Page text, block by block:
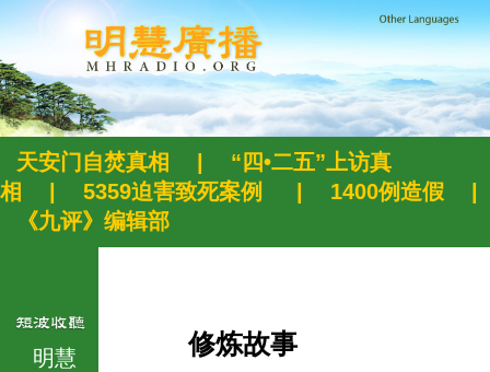
天安门自焚真相
“四•二五”上访真
相
5359迫害致死案例 1400例造假
《九评》编辑部
明慧 修炼故事